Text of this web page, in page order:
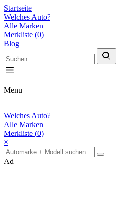
Startseite
Welches Auto?
Alle Marken
Merkliste (0)
Blog
Menu
Welches Auto?
Alle Marken
Merkliste (0)
×
Ad